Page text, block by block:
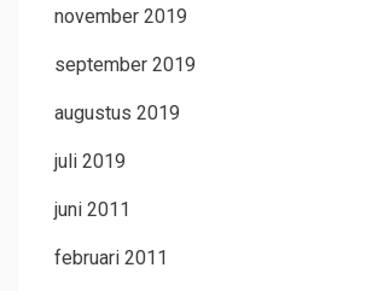
november 2019
september 2019
augustus 2019
juli 2019
juni 2011
februari 2011